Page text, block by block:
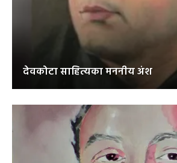
देवकोटा साहित्यका मननीय अंश